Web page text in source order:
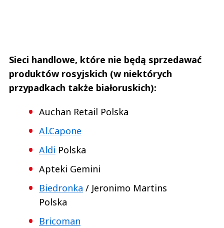
Sieci handlowe, które nie będą sprzedawać
produktów rosyjskich (w niektórych
przypadkach także białoruskich):
Auchan Retail Polska
Al.Capone
Aldi Polska
Apteki Gemini
Biedronka / Jeronimo Martins
Polska
Bricoman